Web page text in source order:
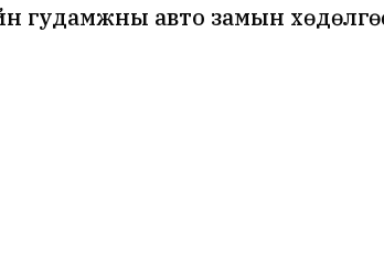
гудамжны авто замын